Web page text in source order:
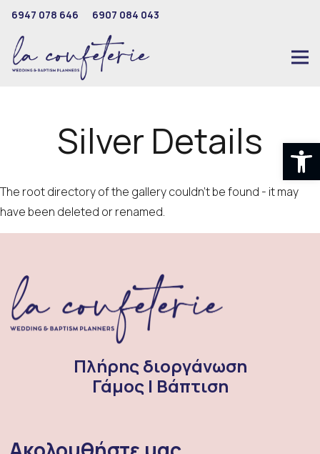
6947 078 646 6907 084 043
Silver Details
The root directory of the gallery couldn't be found - it may
have been deleted or renamed.
Πλήρης διοργάνωση
Γάμος | Βάπτιση